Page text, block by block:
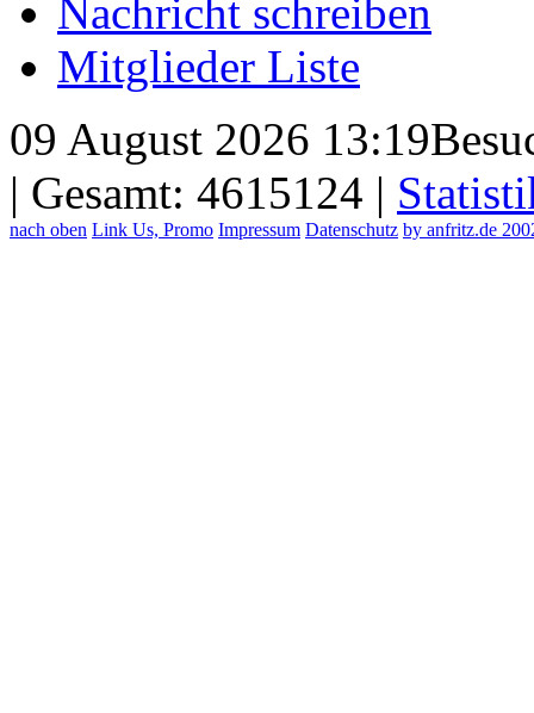
Nachricht schreiben
Mitglieder Liste
09 August 2026 13:19
| Gesamt: 4615124 |
nach oben Link Us, Promo Impressum Datenschutz by anfritz.de